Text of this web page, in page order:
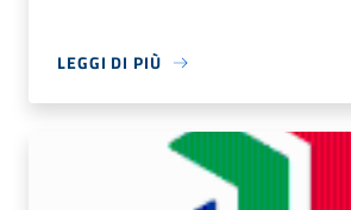
LEGGI DI PIÙ